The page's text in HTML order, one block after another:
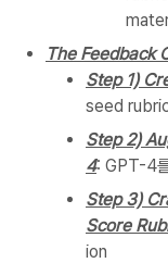
The Feedback
Step 1)
seed
Step 2)
4: GPT-4
Step 3)
Score
ion